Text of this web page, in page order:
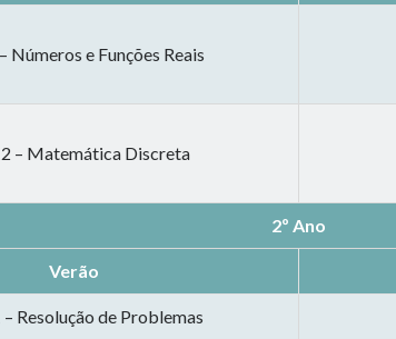
Números e Funções Reais
– Matemática Discreta
2º Ano
Verão
Resolução de Problemas